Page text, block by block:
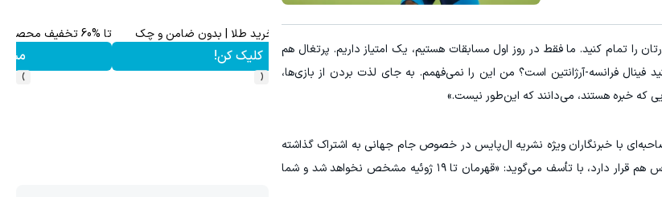
را تمام کنید. ما فقط در روز اول مسابقات هستیم، یک امتیاز داریم. پرتغال هم
۰-۳ برده و فرانسه ۱-۳. و شما فکر می‌کنید فینال فرانسه-آرژانتین است؟ من این را نمی‌فهمم. به‌ جای لذت بردن از بازی‌ها،
که خبره هستند، می‌دانند که این‌طور نیست.»
با خبرنگاران ویژه نشریه ال‌پایس در خصوص جام جهانی به اشتراک گذاشته
که این یکشنبه روی جلد نشریه آ.اس هم قرار دارد، با تأسف می‌گوید: «قهرمان تا ۱۹ ژوئیه مشخص نخواهد شد و شما
و خرید کلیک کن!
تا %60 تخفیف محصولات جین وست + خرید در 4 قسط
‹
›